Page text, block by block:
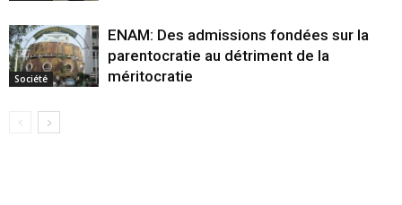
Société
ENAM: Des admissions fondées sur la
parentocratie au détriment de la
méritocratie